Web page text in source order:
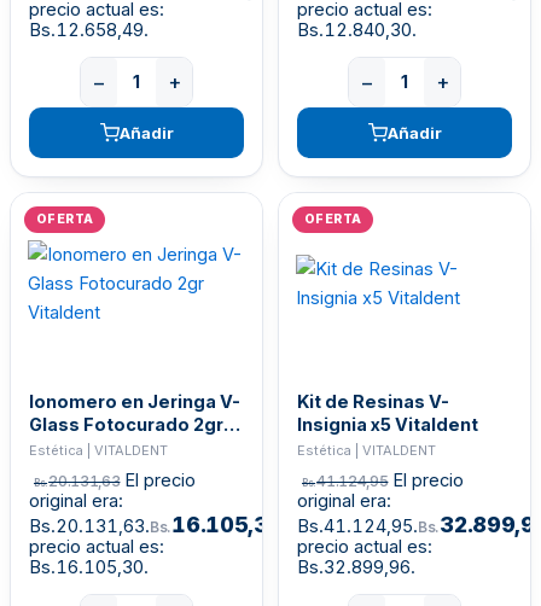
precio actual es:
Bs.12.658,49.
− +
Añadir
precio actual es:
Bs.12.840,30.
− +
Añadir
OFERTA
Ionomero en Jeringa V-
Glass Fotocurado 2gr
Vitaldent
Estética | VITALDENT
Bs.20.131,63 El precio
original era:
Bs.20.131,63.Bs.16.105,30
precio actual es:
Bs.16.105,30.
OFERTA
Kit de Resinas V-
Insignia x5 Vitaldent
Estética | VITALDENT
Bs.41.124,95 El precio
original era:
Bs.41.124,95.Bs.
precio actual es:
Bs.32.899,96.